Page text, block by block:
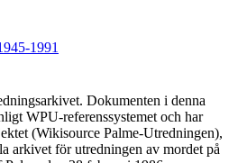
1991
Dokumenten i denna
WPU-referenssystemet och har
(Wikisource Palme-Utredningen),
arkivet för utredningen av mordet på